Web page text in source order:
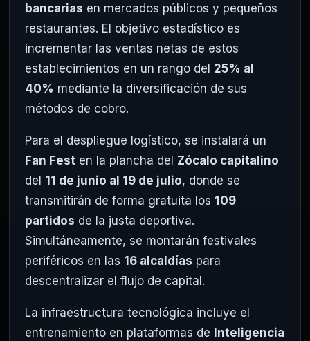
bancarias en mercados públicos y pequeños
restaurantes. El objetivo estadístico es
incrementar las ventas netas de estos
establecimientos en un rango del 25% al
40% mediante la diversificación de sus
métodos de cobro.
Para el despliegue logístico, se instalará un
Fan Fest en la plancha del Zócalo capitalino
del 11 de junio al 19 de julio, donde se
transmitirán de forma gratuita los 109
partidos de la justa deportiva.
Simultáneamente, se montarán festivales
periféricos en las 16 alcaldías para
descentralizar el flujo de capital.
La infraestructura tecnológica incluye el
entrenamiento en plataformas de Inteligencia